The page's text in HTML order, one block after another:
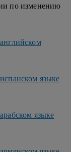
по изменению
языке
языке